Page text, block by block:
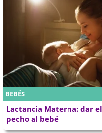
BEBÉS
Lactancia Materna: dar el
pecho al bebé